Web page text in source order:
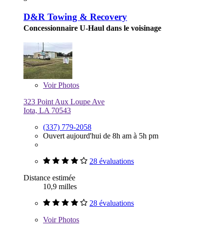
D&R Towing & Recovery
Concessionnaire U-Haul dans le voisinage
VoirPhotos
323 Point Aux Loupe Ave
Iota, LA 70543
(337) 779-2058
Ouvert aujourd'hui de 8h am à 5h pm
28 évaluations
Distance estimée
10,9 milles
28 évaluations
VoirPhotos